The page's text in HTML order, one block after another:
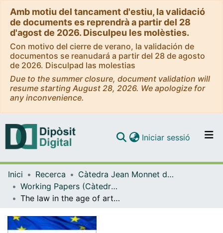
Amb motiu del tancament d'estiu, la validació
de documents es reprendrà a partir del 28
d'agost de 2026. Disculpeu les molèsties.
Con motivo del cierre de verano, la validación de
documentos se reanudará a partir del 28 de agosto
de 2026. Disculpad las molestias
Due to the summer closure, document validation will
resume starting August 28, 2026. We apologize for
any inconvenience.
Navega per tot el DD
Com publicar
Iniciar sessió (current)
Inici Recerca
Càtedra Jean Monnet de Dret Privat Europeu
Working Papers (Càtedra Jean Monnet de Dret Privat Europeu)
The law in the age of artificial intelligence and robotics: a case study of Atlas from a Tort Law perspective